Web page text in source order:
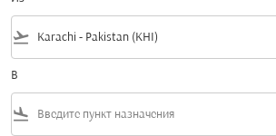
flight_takeoff
В
flight_land